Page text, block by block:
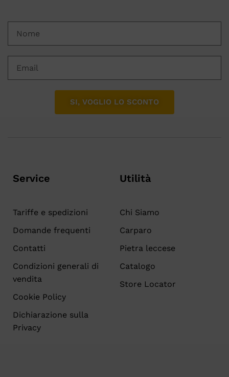
SI, VOGLIO LO SCONTO
Service
Tariffe e spedizioni
Domande frequenti
Contatti
Condizioni generali di
vendita
Cookie Policy
Dichiarazione sulla
Privacy
Utilità
Chi Siamo
Carparo
Pietra leccese
Catalogo
Store Locator